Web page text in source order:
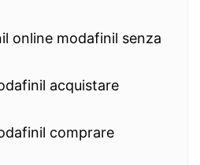
online modafinil senza
acquistare
comprare